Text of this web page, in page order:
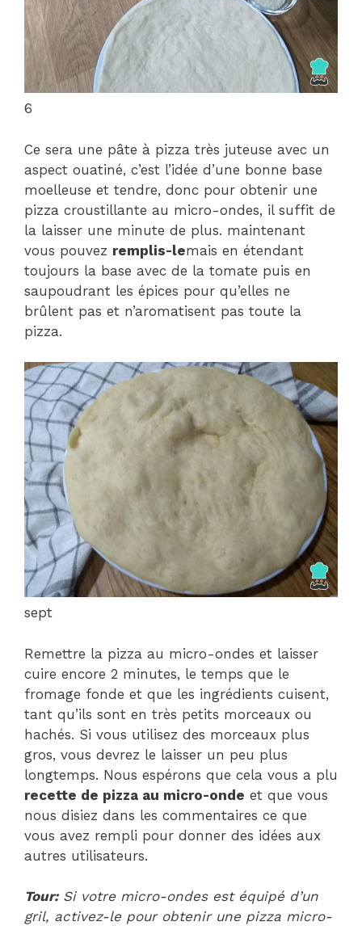
6
Ce sera une pâte à pizza très juteuse avec un
aspect ouatiné, c’est l’idée d’une bonne base
moelleuse et tendre, donc pour obtenir une
pizza croustillante au micro-ondes, il suffit de
la laisser une minute de plus. maintenant
vous pouvez remplis-lemais en étendant
toujours la base avec de la tomate puis en
saupoudrant les épices pour qu’elles ne
brûlent pas et n’aromatisent pas toute la
pizza.
sept
Remettre la pizza au micro-ondes et laisser
cuire encore 2 minutes, le temps que le
fromage fonde et que les ingrédients cuisent,
tant qu’ils sont en très petits morceaux ou
hachés. Si vous utilisez des morceaux plus
gros, vous devrez le laisser un peu plus
longtemps. Nous espérons que cela vous a plu
recette de pizza au micro-onde et que vous
nous disiez dans les commentaires ce que
vous avez rempli pour donner des idées aux
autres utilisateurs.
Tour:Si votre micro-ondes est équipé d’un
gril, activez-le pour obtenir une pizza micro-